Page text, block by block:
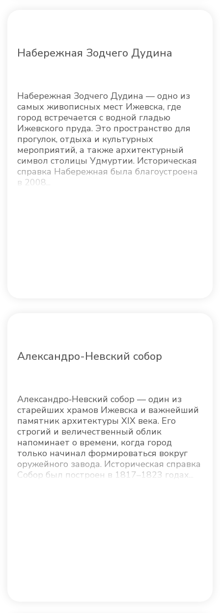
Набережная Зодчего Дудина
Набережная Зодчего Дудина — одно из
самых живописных мест Ижевска, где
город встречается с водной гладью
Ижевского пруда. Это пространство для
прогулок, отдыха и культурных
мероприятий, а также архитектурный
символ столицы Удмуртии. Историческая
справка Набережная была благоустроена
в 2008...
Александро-Невский собор
Александро‑Невский собор — один из
старейших храмов Ижевска и важнейший
памятник архитектуры XIX века. Его
строгий и величественный облик
напоминает о времени, когда город
только начинал формироваться вокруг
оружейного завода. Историческая справка
Собор был построен в 1817–1823 годах...